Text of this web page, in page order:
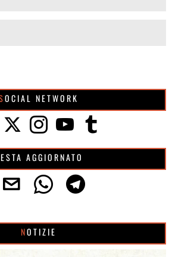
SOCIAL NETWORK
RESTA AGGIORNATO
NOTIZIE